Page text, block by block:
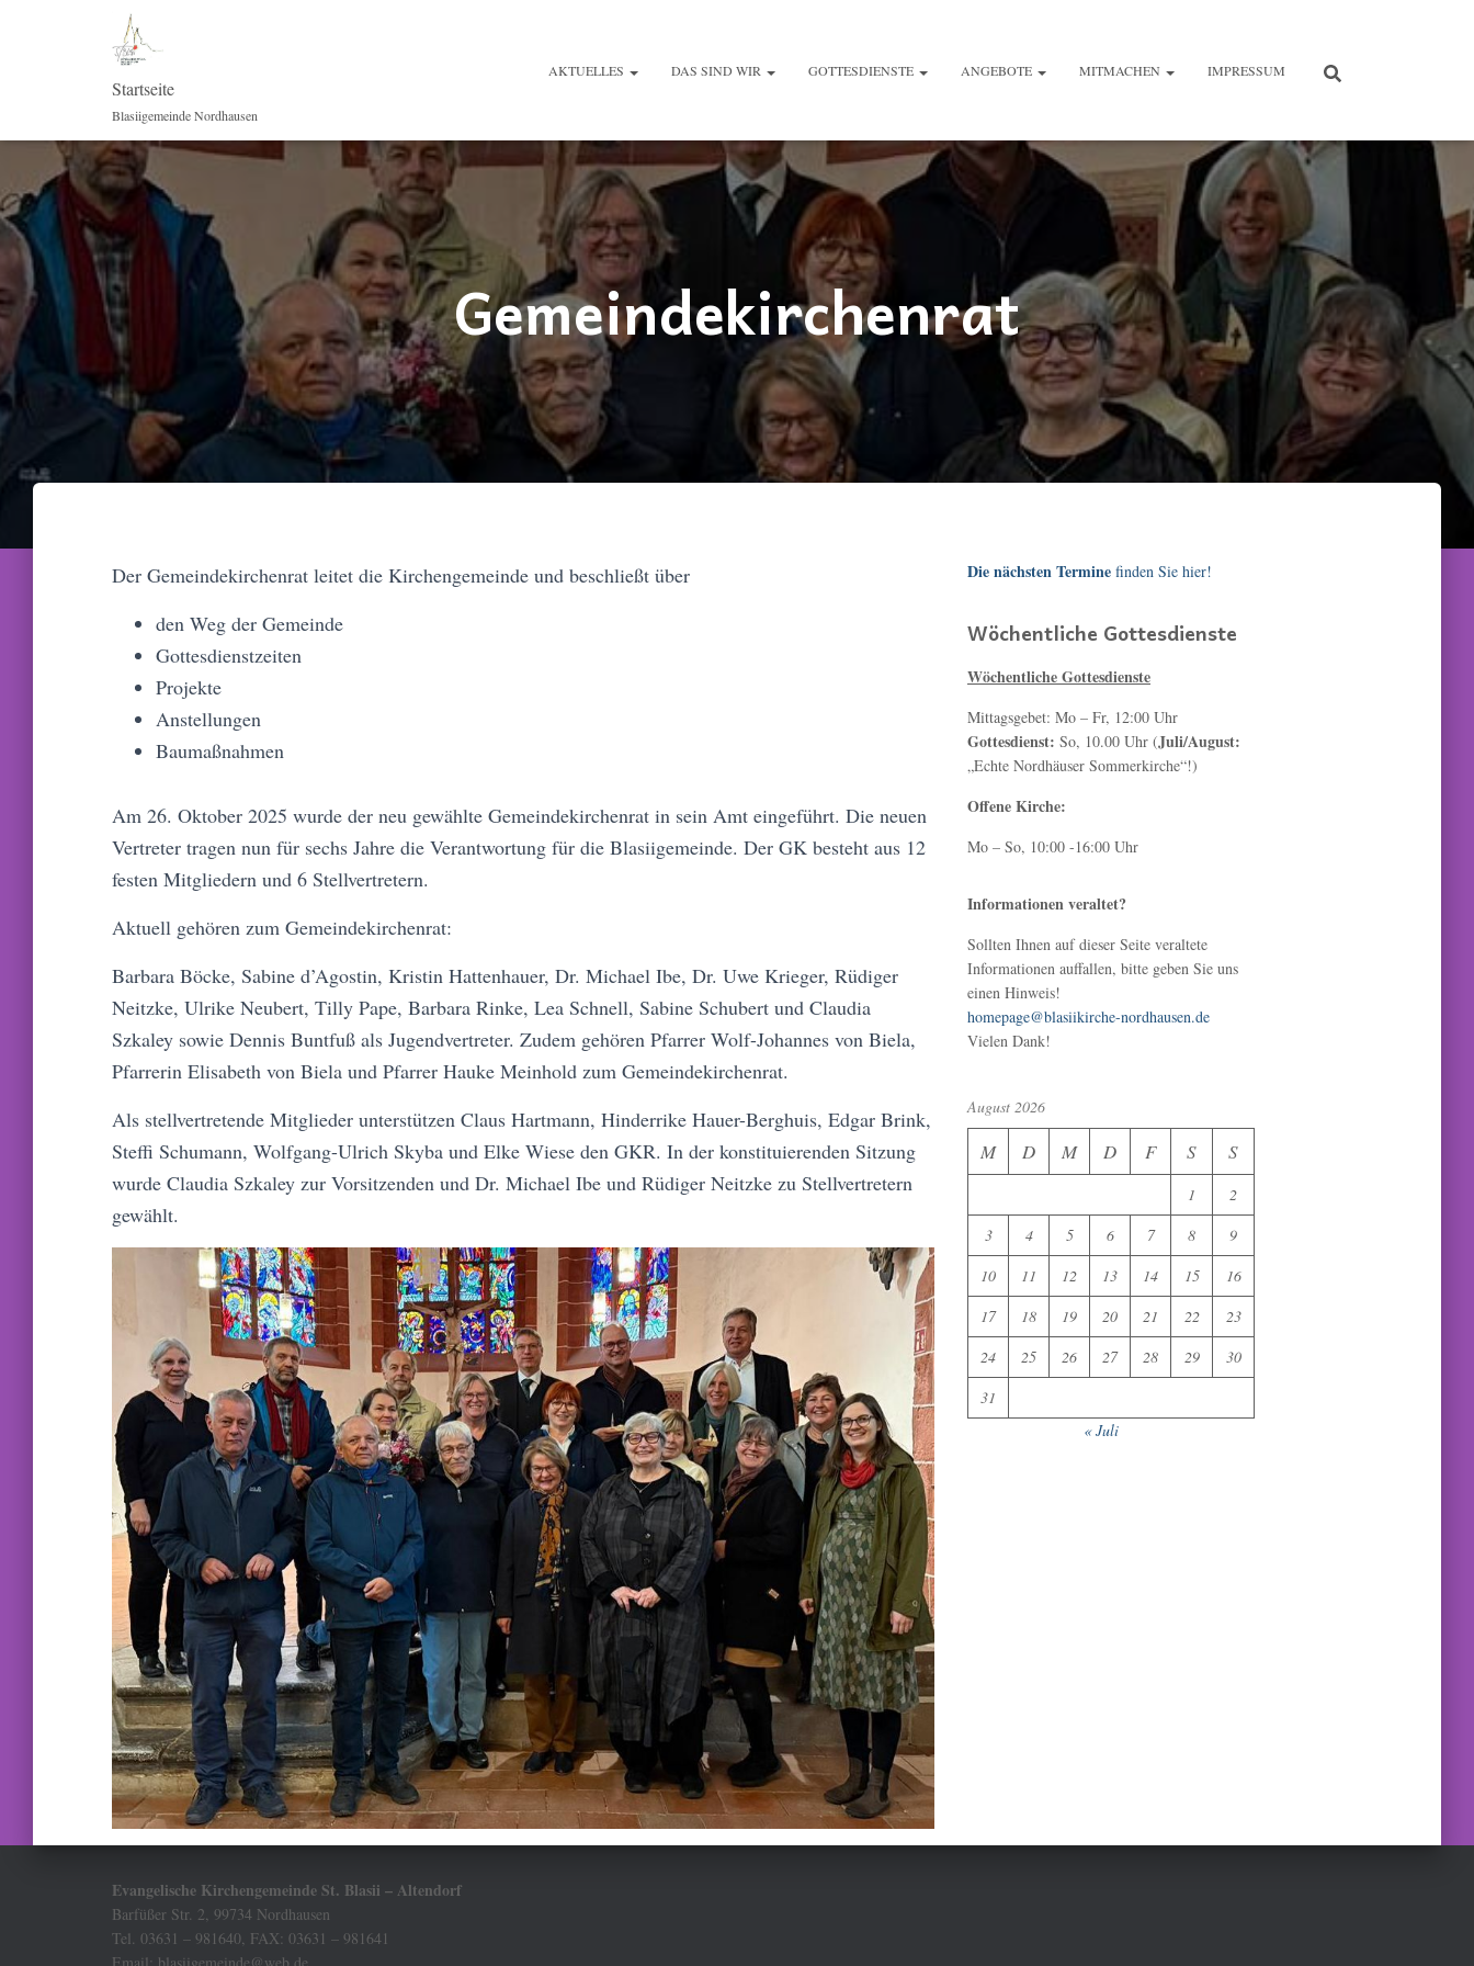
Startseite
Blasiigemeinde Nordhausen
AKTUELLES DAS SIND WIR GOTTESDIENSTE ANGEBOTE MITMACHEN IMPRESSUM
Gemeindekirchenrat
Der Gemeindekirchenrat leitet die Kirchengemeinde und beschließt über
den Weg der Gemeinde
Gottesdienstzeiten
Projekte
Anstellungen
Baumaßnahmen
Am 26. Oktober 2025 wurde der neu gewählte Gemeindekirchenrat in sein Amt eingeführt. Die neuen
Vertreter tragen nun für sechs Jahre die Verantwortung für die Blasiigemeinde. Der GK besteht aus 12
festen Mitgliedern und 6 Stellvertretern.
Aktuell gehören zum Gemeindekirchenrat:
Barbara Böcke, Sabine d’Agostin, Kristin Hattenhauer, Dr. Michael Ibe, Dr. Uwe Krieger, Rüdiger
Neitzke, Ulrike Neubert, Tilly Pape, Barbara Rinke, Lea Schnell, Sabine Schubert und Claudia
Szkaley sowie Dennis Buntfuß als Jugendvertreter. Zudem gehören Pfarrer Wolf-Johannes von Biela,
Pfarrerin Elisabeth von Biela und Pfarrer Hauke Meinhold zum Gemeindekirchenrat.
Als stellvertretende Mitglieder unterstützen Claus Hartmann, Hinderrike Hauer-Berghuis, Edgar Brink,
Steffi Schumann, Wolfgang-Ulrich Skyba und Elke Wiese den GKR. In der konstituierenden Sitzung
wurde Claudia Szkaley zur Vorsitzenden und Dr. Michael Ibe und Rüdiger Neitzke zu Stellvertretern
gewählt.
Die nächsten Termine finden Sie hier!
Wöchentliche Gottesdienste
Wöchentliche Gottesdienste
Mittagsgebet: Mo – Fr, 12:00 Uhr
Gottesdienst: So, 10.00 Uhr (Juli/August:
„Echte Nordhäuser Sommerkirche“!)
Offene Kirche:
Mo – So, 10:00 -16:00 Uhr
Informationen veraltet?
Sollten Ihnen auf dieser Seite veraltete
Informationen auffallen, bitte geben Sie uns
einen Hinweis!
homepage@blasiikirche-nordhausen.de
Vielen Dank!
August 2026
M D M D F S S
1
2
3
4 5 6 7 8
9
10
11 12 13 14 15
16
17
18 19 20 21 22
23
24
25 26 27 28 29
30
31
« Juli
Evangelische Kirchengemeinde St. Blasii – Altendorf
Barfüßer Str. 2, 99734 Nordhausen
Tel. 03631 – 981640, FAX: 03631 – 981641